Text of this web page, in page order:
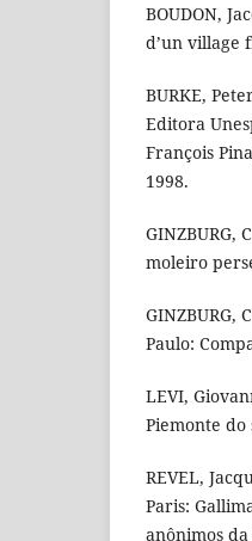
BOUDON,
d’un village
BURKE,
Editora
François
1998.
GINZBURG,
moleiro
GINZBURG,
Paulo:
LEVI,
Piemonte do
REVEL,
Paris:
anônimos